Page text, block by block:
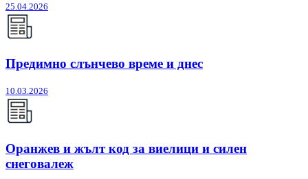
25.04.2026
Предимно слънчево време и днес
10.03.2026
Оранжев и жълт код за виелици и силен
снеговалеж